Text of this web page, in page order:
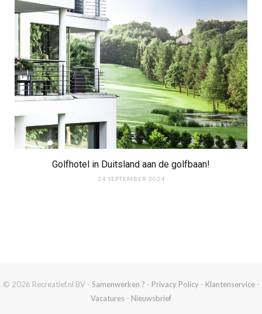
Golfhotel in Duitsland aan de golfbaan!
24 SEPTEMBER 2024
© 2026 Recreatief.nl BV - Samenwerken ? - Privacy Policy- Klantenservice-
Vacatures - Nieuwsbrief